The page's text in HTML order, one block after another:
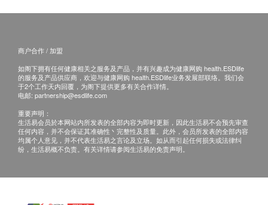
商户合作 / 加盟
如阁下拥有任何健康相关之服务及产品，并有兴趣成为健康网购 health.ESDlife
的服务及产品供应商，欢迎与健康网购 health.ESDlife业务发展部联络。我们会
于2个工作天内回覆，为阁下提供更多有关合作详情。
电邮: partnership@esdlife.com
重要声明：
生活易会员於本网站内所发表的全部内容为即时更新，因此生活易不会预先审查
任何内容，并不会保证其准确性丶完整性及质量。此外，会员所发表的全部内容
均属个人意见，并不代表生活易之言论及立场。如从而引起任何损失或法律纠
纷，生活易概不负责。有关详情请参阅生活易的免责声明。